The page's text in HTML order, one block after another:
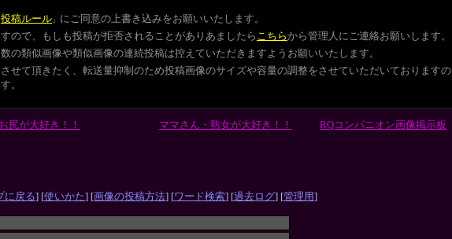
投稿ルール 」 にご同意の上書き込みをお願いいたします。
ので、もしも投稿が拒否されることがありあましたら こちらから管理人にご連絡お願いします。
の類似画像や類似画像の連続投稿は控えていただきますようお願いいたします。
せて頂きたく、転送量抑制のため投稿画像のサイズや容量の調整をさせていただいておりますの
。
お尻が大好き！！ ママさん・熟女が大好き！！ RQコンパニオン画像掲示板
に戻る] [使いかた] [画像の投稿方法] [ワード検索] [過去ログ] [管理用]